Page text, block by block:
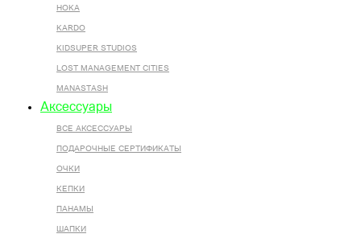
HOKA
KARDO
KIDSUPER STUDIOS
LOST MANAGEMENT CITIES
MANASTASH
Аксессуары
ВСЕ AКСЕССУАРЫ
ПОДАРОЧНЫЕ СЕРТИФИКАТЫ
ОЧКИ
КЕПКИ
ПАНАМЫ
ШАПКИ